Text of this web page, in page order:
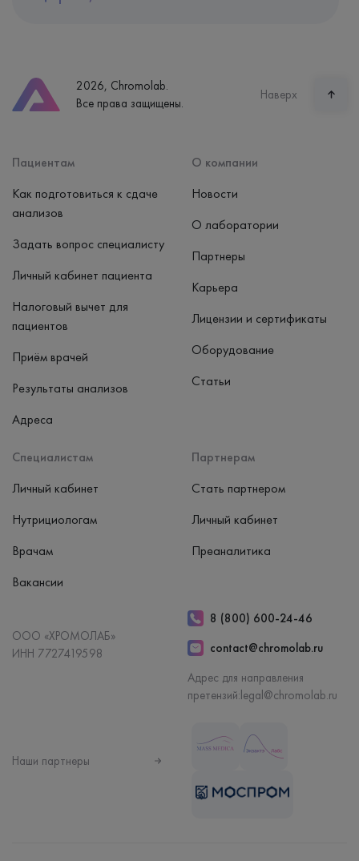
Часы работы
пн-вс: 7:30-15:00
2026, Chromolab.
Все права защищены.
Наверх
Пациентам
Как подготовиться к сдаче
анализов
Задать вопрос специалисту
Личный кабинет пациента
Налоговый вычет для
пациентов
Приём врачей
Результаты анализов
Адреса
Специалистам
Личный кабинет
Нутрициологам
Врачам
Вакансии
Партнерам
Стать партнером
Личный кабинет
Преаналитика
О компании
Новости
О лаборатории
Партнеры
Карьера
Лицензии и сертификаты
Оборудование
Статьи
ООО «ХРОМОЛАБ»
ИНН 7727419598
8 (800) 600-24-46
contact@chromolab.ru
Адрес для направления
претензий:legal@chromolab.ru
Наши партнеры